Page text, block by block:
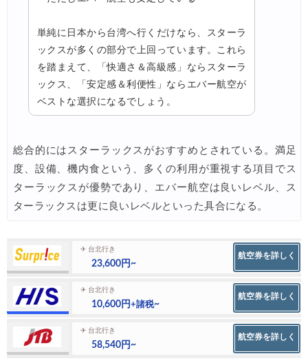
単純に日本から台湾へ行くだけなら、スターラ
ックスが多くの部分で上回っています。これら
を踏まえて、「快適さ＆高級感」ならスターラ
ックス、「安定感＆利便性」ならエバー航空が
ベストな選択になるでしょう。
総合的にはスターラックスがおすすめとされている。満足
度、設備、機内食という、多くの利用が重視する項目でス
ターラックスが優勢であり、エバー航空は良いレベル、ス
ターラックスは更に良いレベルといった具合になる。
✈ 台北行き
23,600円~
航空券を詳しく
✈ 台北行き
10,600円+諸税~
航空券を詳しく
✈ 台北行き
58,540円~
航空券を詳しく